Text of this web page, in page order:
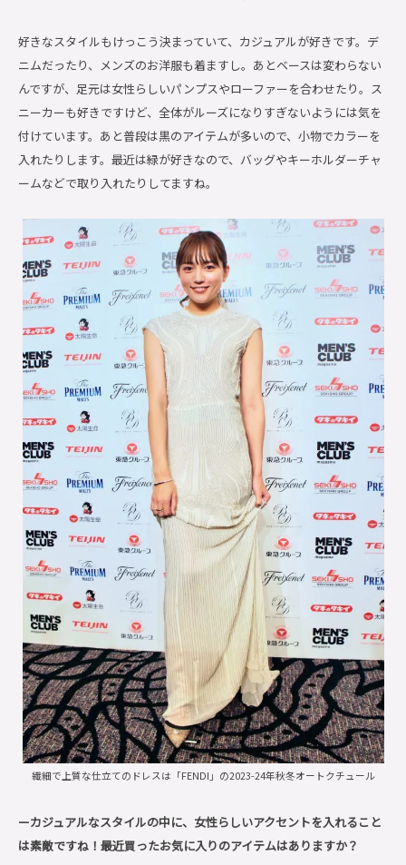
好きなスタイルもけっこう決まっていて、カジュアルが好きです。デ
ニムだったり、メンズのお洋服も着ますし。あとベースは変わらない
んですが、足元は女性らしいパンプスやローファーを合わせたり。ス
ニーカーも好きですけど、全体がルーズになりすぎないようには気を
付けています。あと普段は黒のアイテムが多いので、小物でカラーを
入れたりします。最近は緑が好きなので、バッグやキーホルダーチャ
ームなどで取り入れたりしてますね。
繊細で上質な仕立てのドレスは「FENDI」の2023-24年秋冬オートクチュール
ーカジュアルなスタイルの中に、女性らしいアクセントを入れること
は素敵ですね！ 最近買ったお気に入りのアイテムはありますか？